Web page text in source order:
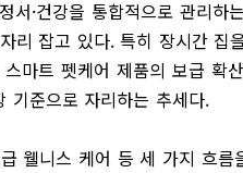
서·건강을 통합적으로 관리하
잡고 있다. 특히 장시간 집
마트 펫케어 제품의 보급 확
기준으로 자리하는 추세다.
웰니스 케어 등 세 가지 흐름